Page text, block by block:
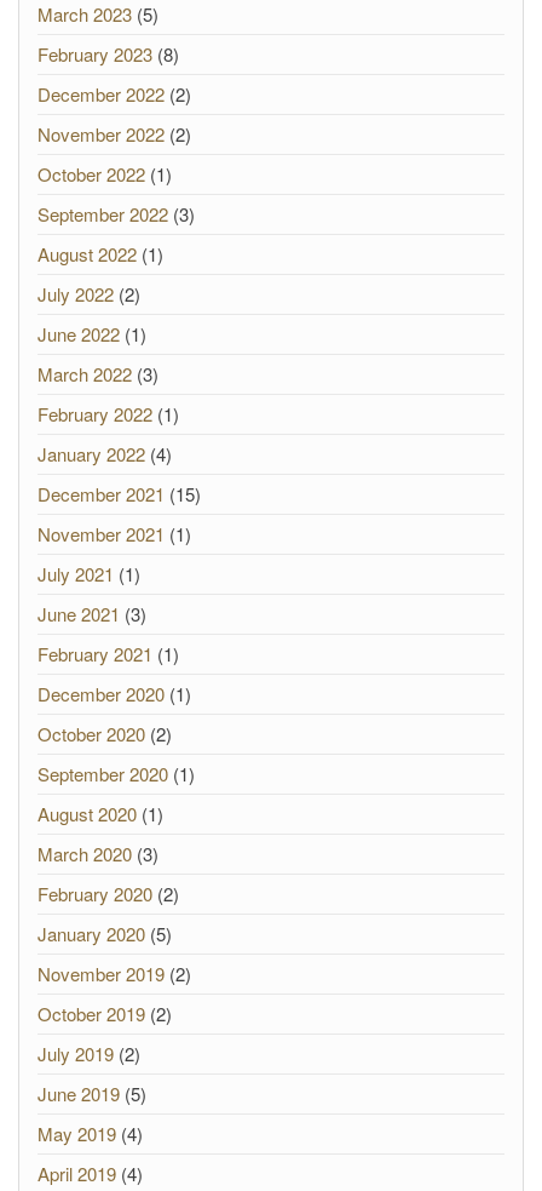
March 2023 (5)
February 2023 (8)
December 2022 (2)
November 2022 (2)
October 2022 (1)
September 2022 (3)
August 2022 (1)
July 2022 (2)
June 2022 (1)
March 2022 (3)
February 2022 (1)
January 2022 (4)
December 2021 (15)
November 2021 (1)
July 2021 (1)
June 2021 (3)
February 2021 (1)
December 2020 (1)
October 2020 (2)
September 2020 (1)
August 2020 (1)
March 2020 (3)
February 2020 (2)
January 2020 (5)
November 2019 (2)
October 2019 (2)
July 2019 (2)
June 2019 (5)
May 2019 (4)
April 2019 (4)